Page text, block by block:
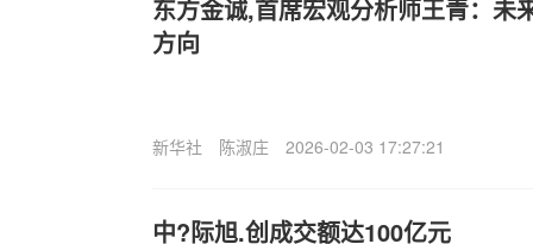
东方金诚,首席宏观分析师王青：未
方向
新华社 陈淑庄 2026-02-03 17:27:21
中?际旭.创成交额达100亿元